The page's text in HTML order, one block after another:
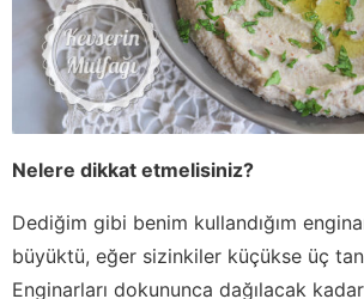
Nelere dikkat etmelisiniz?
Dediğim gibi benim kullandığım
büyüktü, eğer sizinkiler küçükse üç
Enginarları dokununca dağılacak